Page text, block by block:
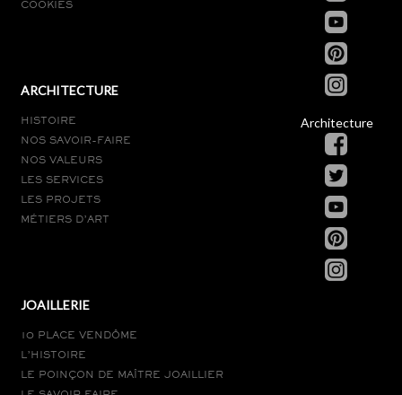
COOKIES
ARCHITECTURE
HISTOIRE
NOS SAVOIR-FAIRE
NOS VALEURS
LES SERVICES
LES PROJETS
MÉTIERS D’ART
JOAILLERIE
10 PLACE VENDÔME
L’HISTOIRE
LE POINÇON DE MAÎTRE JOAILLIER
Architecture